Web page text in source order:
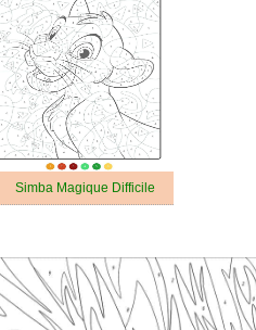
Simba Magique Difficile